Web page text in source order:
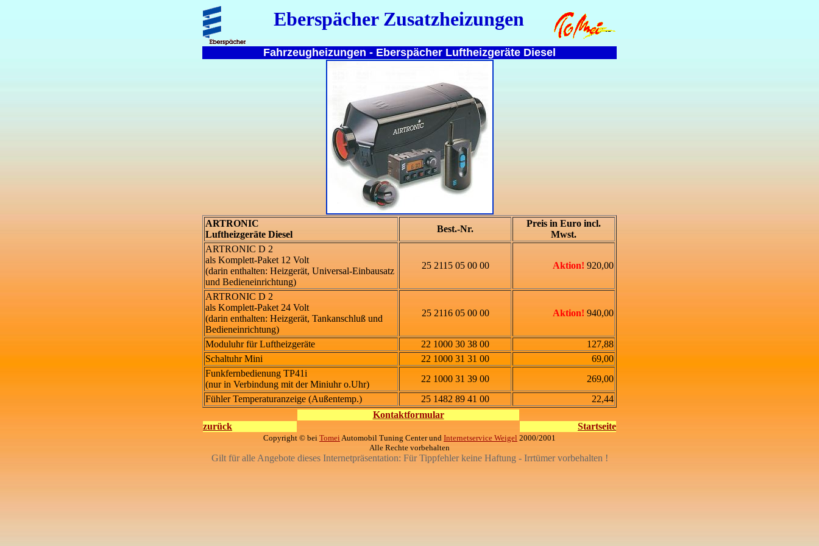
Eberspächer Zusatzheizungen
Fahrzeugheizungen - Eberspächer Luftheizgeräte Diesel
ARTRONIC
Luftheizgeräte Diesel
Best.-Nr.
Preis in Euro incl.
Mwst.
ARTRONIC D 2
als Komplett-Paket 12 Volt
(darin enthalten: Heizgerät, Universal-Einbausatz
und Bedieneinrichtung)
25 2115 05 00 00 Aktion! 920,00
ARTRONIC D 2
als Komplett-Paket 24 Volt
(darin enthalten: Heizgerät, Tankanschluß und
Bedieneinrichtung)
25 2116 05 00 00 Aktion! 940,00
Moduluhr für Luftheizgeräte 22 1000 30 38 00
127,88
Schaltuhr Mini
22 1000 31 31 00
69,00
Funkfernbedienung TP41i
(nur in Verbindung mit der Miniuhr o.Uhr)
22 1000 31 39 00
269,00
Fühler Temperaturanzeige (Außentemp.)
25 1482 89 41 00
22,44
Kontaktformular
zurück
Startseite
Copyright © bei Tomei Automobil Tuning Center und Internetservice Weigel 2000/2001
Alle Rechte vorbehalten
Gilt für alle Angebote dieses Internetpräsentation: Für Tippfehler keine Haftung - Irrtümer vorbehalten !